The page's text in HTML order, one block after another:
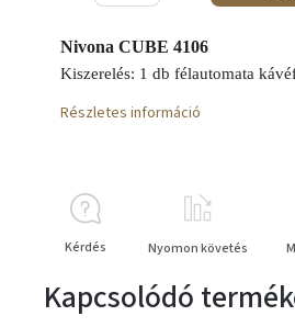
Nivona CUBE 4106
Kiszerelés: 1 db félautomata
Részletes információ
Kérdés Nyomon követés
Kapcsolódó